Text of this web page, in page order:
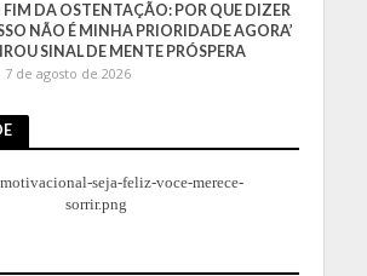
FIM DA OSTENTAÇÃO: POR QUE DIZER
NÃO É MINHA PRIORIDADE AGORA’
SINAL DE MENTE PRÓSPERA
7 de agosto de 2026